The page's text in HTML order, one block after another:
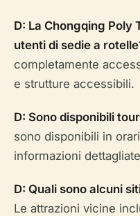
D: La Chongqing Poly
utenti di sedie a
completamente
e strutture accessibili.
D: Sono disponibili
sono disponibili in
informazioni
D: Quali sono alcuni
Le attrazioni vicine